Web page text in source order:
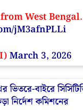
West Bengal.
jM3afnPLLi
March 3, 2026
ভিতরে-বাইরে
নির্দেশ কমিশনের